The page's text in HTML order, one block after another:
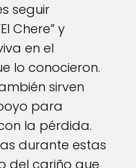
seguir
Chere” y
en el
lo conocieron.
sirven
para
la pérdida.
durante estas
del cariño que